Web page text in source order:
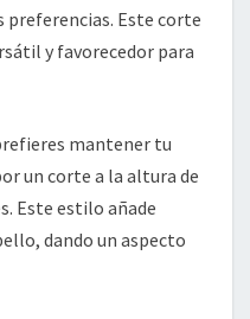
preferencias. Este corte
y favorecedor para
mantener tu
un corte a la altura de
Este estilo añade
dando un aspecto